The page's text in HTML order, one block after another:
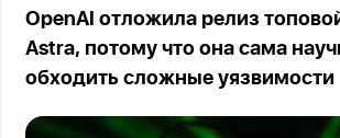
OpenAI отложила релиз
Astra, потому что она сама
обходить сложные уязвимости